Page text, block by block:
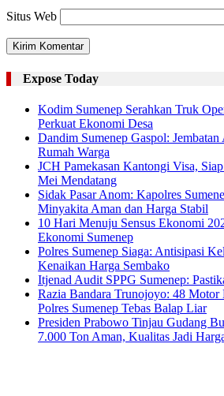
Situs Web
Expose Today
Kodim Sumenep Serahkan Truk
Perkuat Ekonomi Desa
Dandim Sumenep Gaspol:
Rumah Warga
JCH Pamekasan Kantongi Visa,
Mei Mendatang
Sidak Pasar Anom: Kapolres
Minyakita Aman dan Harga Stabil
10 Hari Menuju Sensus Ekonomi
Ekonomi Sumenep
Polres Sumenep Siaga: Antisipasi
Kenaikan Harga Sembako
Itjenad Audit SPPG Sumenep:
Razia Bandara Trunojoyo: 48
Polres Sumenep Tebas Balap Liar
Presiden Prabowo Tinjau Gudang
7.000 Ton Aman, Kualitas Jadi